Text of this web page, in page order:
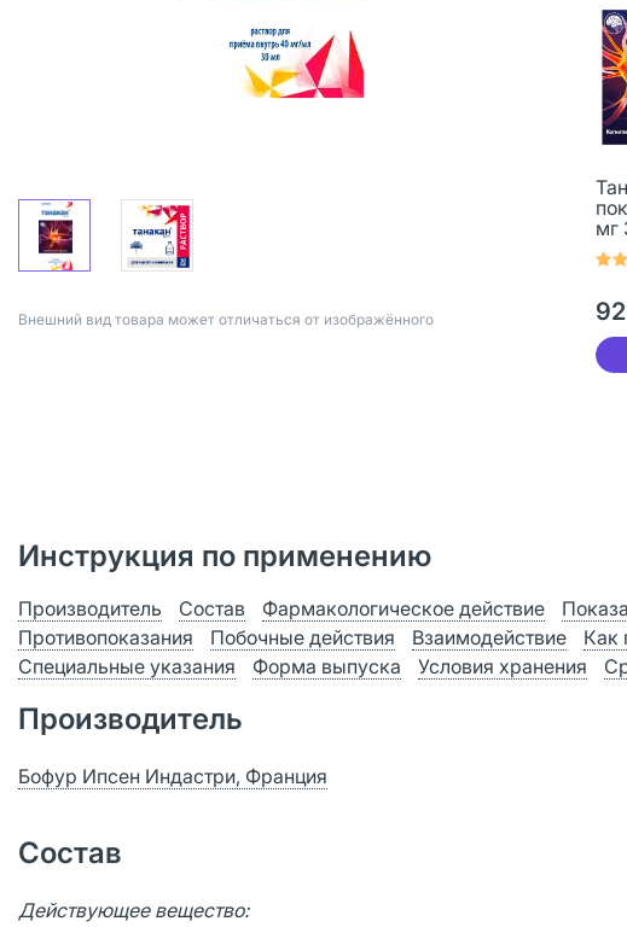
Bнешний вид товара может отличаться от изображённого
мг
Инструкция по применению
Производитель Состав Фармакологическое действие
Противопоказания
Побочные действия Взаимодействие Как
Специальные указания
Форма выпуска Условия хранения
Производитель
Бофур Ипсен Индастри, Франция
Состав
Действующее вещество: